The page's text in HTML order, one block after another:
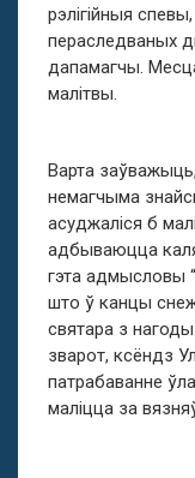
рэлігійныя
пераследваных
дапамагчы.
малітвы.
Варта
немагчыма
асуджаліся б
адбываюцца
гэта адмысловы
што ў канцы
святара з
зварот, ксёндз
патрабаванне
маліцца за